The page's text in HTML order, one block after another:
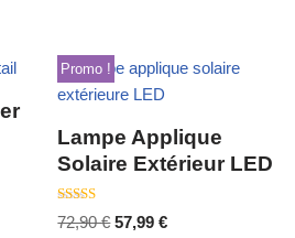
Promo !
Lampe Applique
Solaire Extérieur LED
Note
5.00
72,90€ 57,99€